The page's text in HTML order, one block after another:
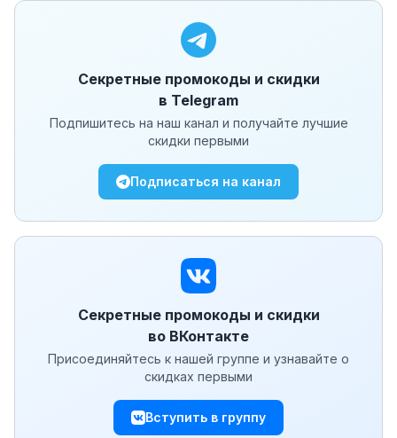
Секретные промокоды и скидки
в Telegram
Подпишитесь на наш канал и получайте лучшие
скидки первыми
Подписаться на канал
Секретные промокоды и скидки
во ВКонтакте
Присоединяйтесь к нашей группе и узнавайте о
скидках первыми
Вступить в группу